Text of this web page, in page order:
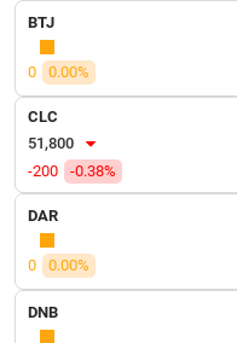
BTJ
0 0.00%
CLC
51,800
-200
-0.38%
DAR
0 0.00%
DNB
ĐỘNG
SẢN
chứng
khoán
(-)